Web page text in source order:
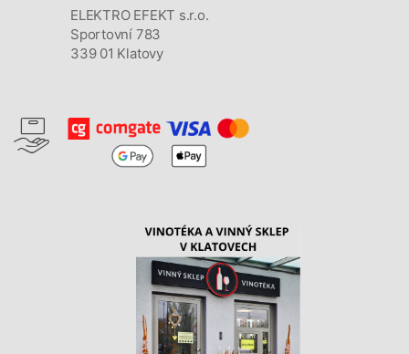
ELEKTRO EFEKT s.r.o.
Sportovní 783
339 01 Klatovy